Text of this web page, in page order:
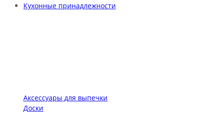
Кухонные принадлежности
Аксессуары для выпечки
Доски